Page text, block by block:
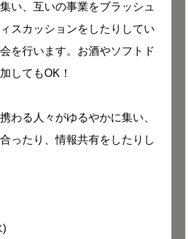
い、互いの事業をブラッシュ
スカッションをしたりしてい
を行います。お酒やソフトド
してもOK！
わる人々がゆるやかに集い、
ったり、情報共有をしたりし
)